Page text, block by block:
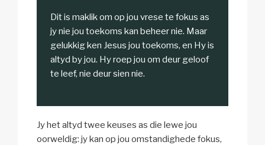
Dit is maklik om op jou vrese te fokus as
jy nie jou toekoms kan beheer nie. Maar
gelukkig ken Jesus jou toekoms, en Hy is
altyd by jou. Hy roep jou om deur geloof
te leef, nie deur sien nie.
Jy het altyd twee keuses as die lewe jou
oorweldig: jy kan op jou omstandighede fokus,